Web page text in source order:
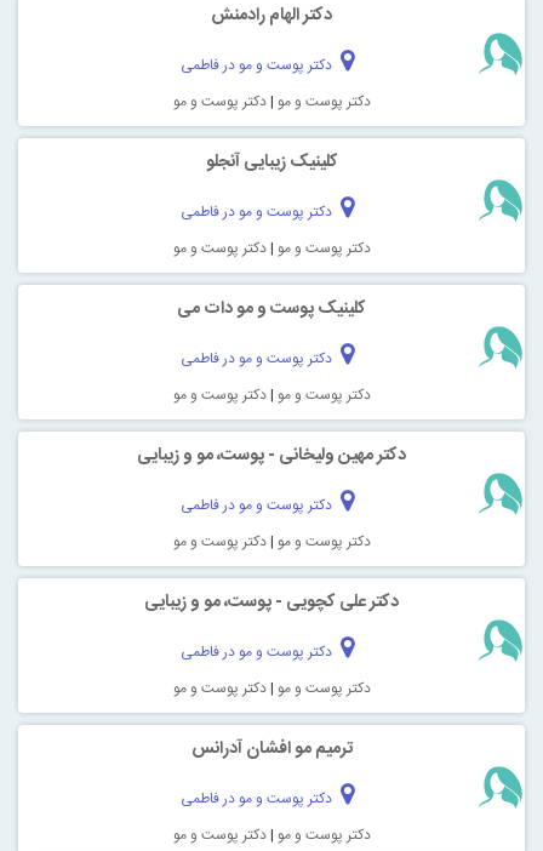
دکتر الهام رادمنش
دکتر پوست و مو در فاطمی
دکتر پوست و مو |دکتر پوست و مو
کلینیک زیبایی آنجلو
دکتر پوست و مو در فاطمی
دکتر پوست و مو |دکتر پوست و مو
کلینیک پوست و مو دات می
دکتر پوست و مو در فاطمی
دکتر پوست و مو |دکتر پوست و مو
دکتر مهین ولیخانی - پوست، مو و زیبایی
دکتر پوست و مو در فاطمی
دکتر پوست و مو |دکتر پوست و مو
دکتر علی کچویی - پوست، مو و زیبایی
دکتر پوست و مو در فاطمی
دکتر پوست و مو |دکتر پوست و مو
ترمیم مو افشان آدرانس
دکتر پوست و مو در فاطمی
دکتر پوست و مو |دکتر پوست و مو